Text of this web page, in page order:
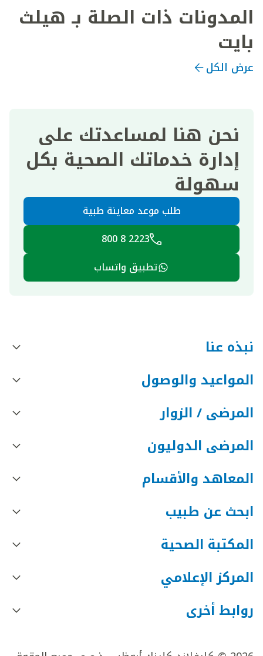
المدونات ذات الصلة بـ هيلث
بايت
عرض الكل
نحن هنا لمساعدتك على
إدارة خدماتك الصحية بكل
سهولة
طلب موعد معاينة طبية
2223 8 800
تطبيق واتساب
نبذه عنا
المواعيد والوصول
المرضى / الزوار
المرضى الدوليون
المعاهد والأقسام
ابحث عن طبيب
المكتبة الصحية
المركز الإعلامي
روابط أخرى